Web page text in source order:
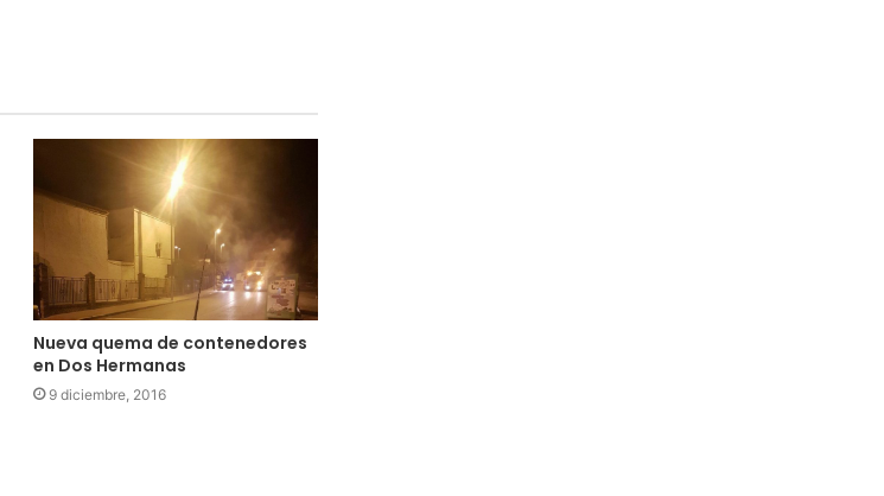
Nueva quema de contenedores
en Dos Hermanas
9 diciembre, 2016